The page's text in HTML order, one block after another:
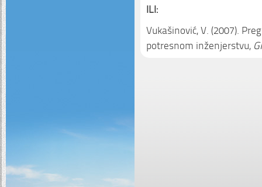
ILI:
Vukašinović, V. (2007).
potresnom inženjerstvu,